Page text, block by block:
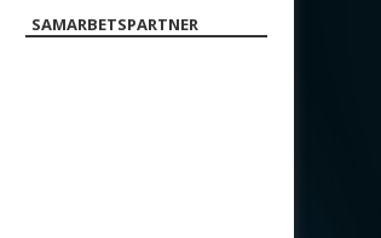
SAMARBETSPARTNER